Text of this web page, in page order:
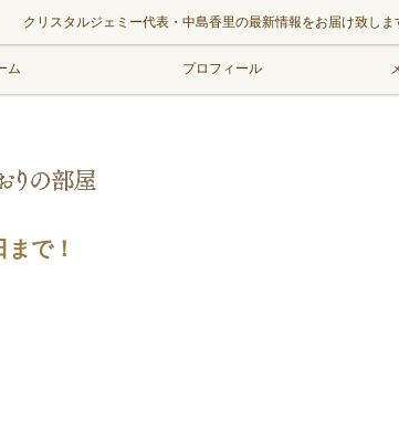
クリスタルジェミー代表・中島香里の最新情報をお届け致しま
ム プロフィール
で！